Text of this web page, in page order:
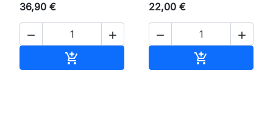
36,90 €
 

22,00 €
 
